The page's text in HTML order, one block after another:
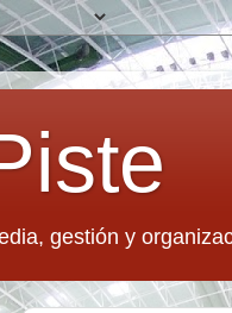
gestión y